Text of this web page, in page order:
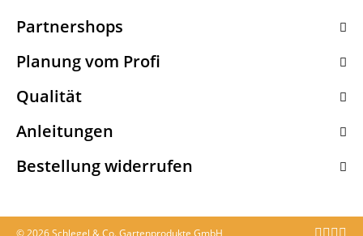
Partnershops
Planung vom Profi
Qualität
Anleitungen
Bestellung widerrufen
© 2026 Schlegel & Co. Gartenprodukte GmbH